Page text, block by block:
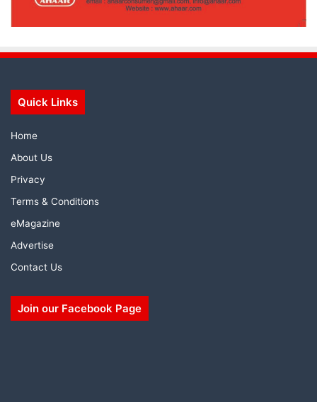
Quick Links
Home
About Us
Privacy
Terms & Conditions
eMagazine
Advertise
Contact Us
Join our Facebook Page